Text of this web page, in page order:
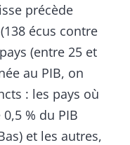
précède
écus contre
(entre 25 et
au PIB, on
: les pays où
% du PIB
et les autres,